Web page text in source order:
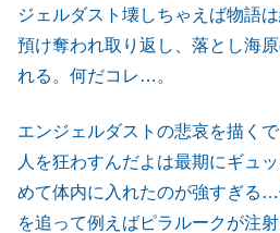
ジェルダスト壊しちゃえば物語
預け奪われ取り返し、落とし海
れる。何だコレ…。
エンジェルダストの悲哀を描く
人を狂わすんだよは最期にギュ
めて体内に入れたのが強すぎる
を追って例えばピラルークが注